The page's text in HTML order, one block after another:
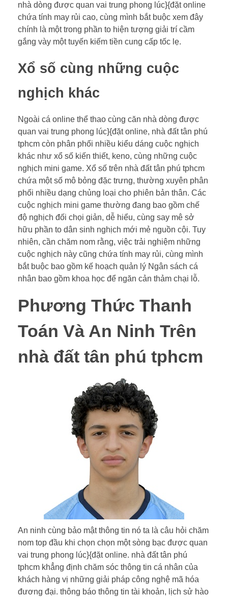
nhà dòng được quan vai trung phong lúc}{đặt online
chứa tính may rủi cao, cùng mình bắt buộc xem đây
chính là một trong phần to hiện tượng giải trí cầm
gắng vày một tuyến kiếm tiền cung cấp tốc lẹ.
Xổ số cùng những cuộc
nghịch khác
Ngoài cá online thể thao cùng căn nhà dòng được
quan vai trung phong lúc}{đặt online, nhà đất tân phú
tphcm còn phân phối nhiều kiểu dáng cuộc nghịch
khác như xổ số kiến thiết, keno, cùng những cuộc
nghịch mini game. Xổ số trên nhà đất tân phú tphcm
chứa một số mô bỏng đặc trưng, thường xuyên phân
phối nhiều dạng chủng loại cho phiên bản thân. Các
cuộc nghịch mini game thường đang bao gồm chế
độ nghịch đối chọi giản, dễ hiểu, cùng say mê sở
hữu phần to dân sinh nghịch mới mẻ nguồn cội. Tuy
nhiên, cần chăm nom rằng, việc trải nghiệm những
cuộc nghịch này cũng chứa tính may rủi, cùng mình
bắt buộc bao gồm kế hoạch quản lý Ngân sách cá
nhân bao gồm khoa học để ngăn cản thảm chại lỗ.
Phương Thức Thanh
Toán Và An Ninh Trên
nhà đất tân phú tphcm
An ninh cùng bảo mật thông tin nó ta là câu hỏi chăm
nom top đầu khi chọn chọn một sòng bạc được quan
vai trung phong lúc}{đặt online. nhà đất tân phú
tphcm khẳng định chăm sóc thông tin cá nhân của
khách hàng vị những giải pháp công nghệ mã hóa
đương đại. thông báo thông tin tài khoản, lịch sử hào